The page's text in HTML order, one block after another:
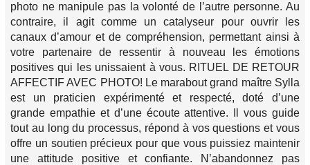
photo ne manipule pas la volonté de l’autre personne. Au
contraire, il agit comme un catalyseur pour ouvrir les
canaux d’amour et de compréhension, permettant ainsi à
votre partenaire de ressentir à nouveau les émotions
positives qui les unissaient à vous. RITUEL DE RETOUR
AFFECTIF AVEC PHOTO! Le marabout grand maître Sylla
est un praticien expérimenté et respecté, doté d’une
grande empathie et d’une écoute attentive. Il vous guide
tout au long du processus, répond à vos questions et vous
offre un soutien précieux pour que vous puissiez maintenir
une attitude positive et confiante. N’abandonnez pas